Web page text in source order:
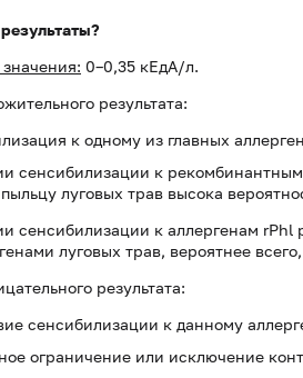
0–0,35 кЕдА/л.
результата:
к одному из главных
сенсибилизации к
луговых трав высока
сенсибилизации к аллергенам rPhl
луговых трав, вероятнее
результата:
сенсибилизации к данному
ограничение или исключение